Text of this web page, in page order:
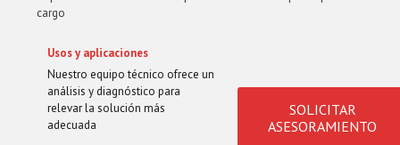
cargo
Usos y aplicaciones
Nuestro equipo técnico ofrece un
análisis y diagnóstico para
relevar la solución más
adecuada
SOLICITAR
ASESORAMIENTO